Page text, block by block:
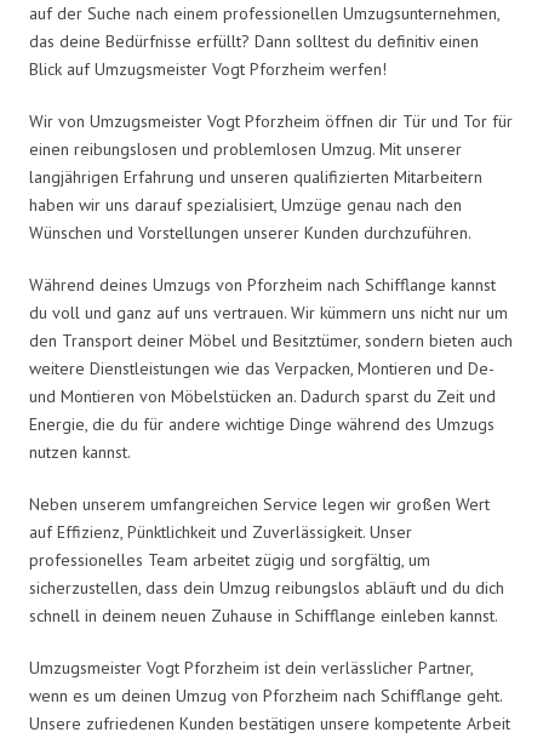
auf der Suche nach einem professionellen Umzugsunternehmen,
das deine Bedürfnisse erfüllt? Dann solltest du definitiv einen
Blick auf Umzugsmeister Vogt Pforzheim werfen!
Wir von Umzugsmeister Vogt Pforzheim öffnen dir Tür und Tor für
einen reibungslosen und problemlosen Umzug. Mit unserer
langjährigen Erfahrung und unseren qualifizierten Mitarbeitern
haben wir uns darauf spezialisiert, Umzüge genau nach den
Wünschen und Vorstellungen unserer Kunden durchzuführen.
Während deines Umzugs von Pforzheim nach Schifflange kannst
du voll und ganz auf uns vertrauen. Wir kümmern uns nicht nur um
den Transport deiner Möbel und Besitztümer, sondern bieten auch
weitere Dienstleistungen wie das Verpacken, Montieren und De-
und Montieren von Möbelstücken an. Dadurch sparst du Zeit und
Energie, die du für andere wichtige Dinge während des Umzugs
nutzen kannst.
Neben unserem umfangreichen Service legen wir großen Wert
auf Effizienz, Pünktlichkeit und Zuverlässigkeit. Unser
professionelles Team arbeitet zügig und sorgfältig, um
sicherzustellen, dass dein Umzug reibungslos abläuft und du dich
schnell in deinem neuen Zuhause in Schifflange einleben kannst.
Umzugsmeister Vogt Pforzheim ist dein verlässlicher Partner,
wenn es um deinen Umzug von Pforzheim nach Schifflange geht.
Unsere zufriedenen Kunden bestätigen unsere kompetente Arbeit